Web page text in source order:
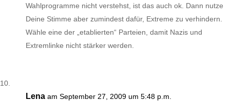
Wahlprogramme nicht verstehst, ist das auch ok. Dann nutze
Deine Stimme aber zumindest dafür, Extreme zu verhindern.
Wähle eine der „etablierten“ Parteien, damit Nazis und
Extremlinke nicht stärker werden.
Lena am September 27, 2009 um 5:48 p.m.